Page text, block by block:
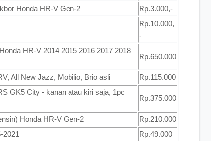
Honda HR-V Gen-2 Rp.3.000,-
Rp.10.000,
-
HR-V 2014 2015 2016 2017 2018
Rp.650.000
All New Jazz, Mobilio, Brio asli
Rp.115.000
GK5 City - kanan atau kiri saja, 1pc
Rp.375.000
Honda HR-V Gen-2
Rp.210.000
2021
Rp.49.000